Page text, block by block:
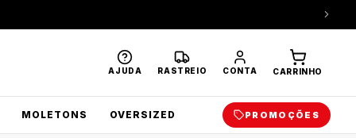
AJUDA RASTREIO CONTA CARRINHO
MOLETONS OVERSIZED PROMOÇÕES